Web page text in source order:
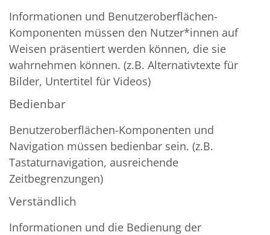
Informationen und Benutzeroberflächen-
Komponenten müssen den Nutzer*innen auf
Weisen präsentiert werden können, die sie
wahrnehmen können. (z.B. Alternativtexte für
Bilder, Untertitel für Videos)
Bedienbar
Benutzeroberflächen-Komponenten und
Navigation müssen bedienbar sein. (z.B.
Tastaturnavigation, ausreichende
Zeitbegrenzungen)
Verständlich
Informationen und die Bedienung der